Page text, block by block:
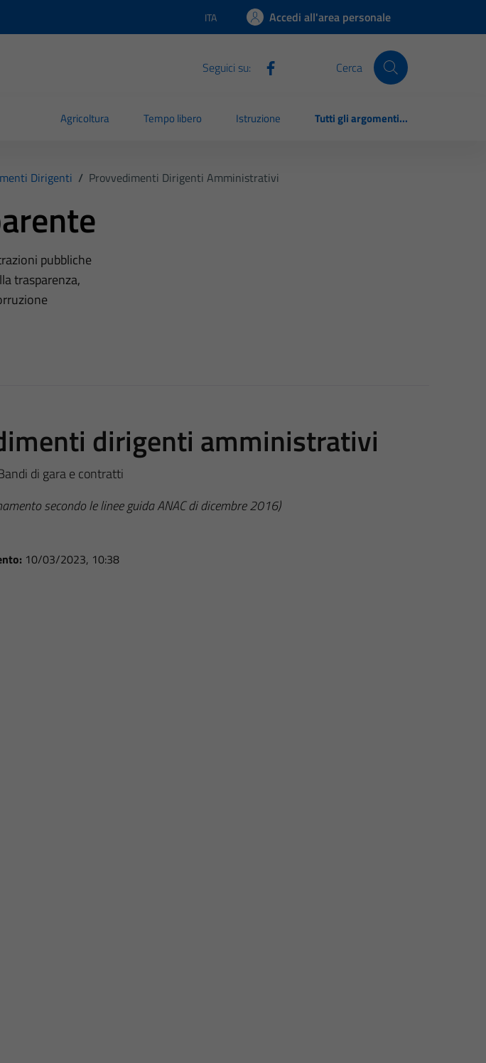
Lingua attiva:
ITA Accedi all'area personale
Seguici su: Cerca
Agricoltura Tempo libero Istruzione Tutti gli argomenti...
Dirigenti / Provvedimenti Dirigenti Amministrativi
pubbliche
trasparenza,
dirigenti amministrativi
di gara e contratti
secondo le linee guida ANAC di dicembre 2016)
10/03/2023, 10:38